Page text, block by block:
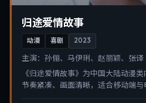
归途爱情故事
动漫 喜剧 2023
主演： 孙俪、马伊琍、赵丽颖、张译
《归途爱情故事》为中国大陆动漫
节奏紧凑、画面清晰，适合移动端